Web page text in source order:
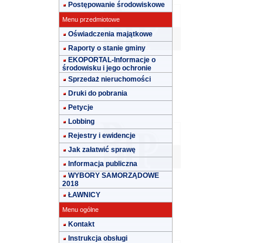
Postępowanie środowiskowe
Menu przedmiotowe
Oświadczenia majątkowe
Raporty o stanie gminy
EKOPORTAL-Informacje o
środowisku i jego ochronie
Sprzedaż nieruchomości
Druki do pobrania
Petycje
Lobbing
Rejestry i ewidencje
Jak załatwić sprawę
Informacja publiczna
WYBORY SAMORZĄDOWE
2018
ŁAWNICY
Menu ogólne
Kontakt
Instrukcja obsługi